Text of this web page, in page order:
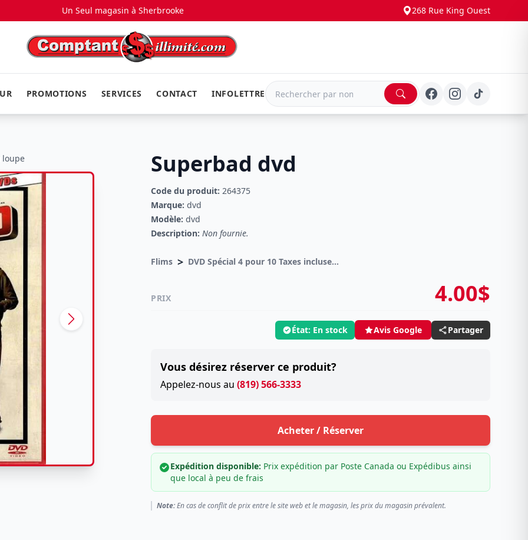
Un Seul magasin à Sherbrooke 268 Rue King Ouest
PROMOTIONS SERVICES CONTACT INFOLETTRE
loupe Superbad dvd
Code du produit: 264375
Marque: dvd
Modèle: dvd
Description: Non fournie.
Flims > DVD Spécial 4 pour 10 Taxes incluses sur -4.00$
PRIX 4.00$
État: En stock Avis Google Partager
Vous désirez réserver ce produit?
Appelez-nous au (819) 566-3333
Acheter / Réserver
Expédition disponible: Prix expédition par Poste Canada ou Expédibus ainsi
que local à peu de frais
Note:En cas de conflit de prix entre le site web et le magasin, les prix du magasin prévalent.